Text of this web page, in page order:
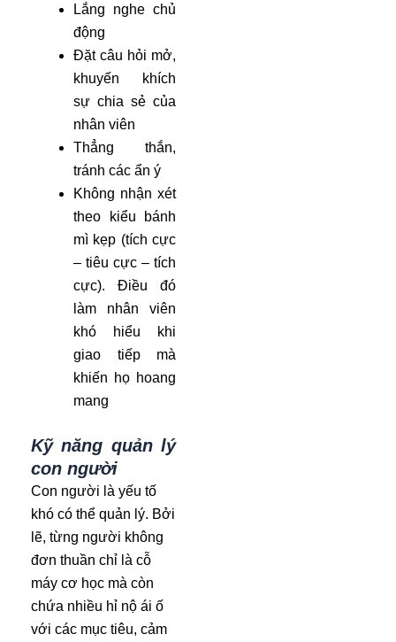
Lắng nghe chủ
động
Đặt câu hỏi mở,
khuyến khích
sự chia sẻ của
nhân viên
Thẳng thắn,
tránh các ẩn ý
Không nhận xét
theo kiểu bánh
mì kẹp (tích cực
– tiêu cực – tích
cực). Điều đó
làm nhân viên
khó hiểu khi
giao tiếp mà
khiến họ hoang
mang
Kỹ năng quản lý
con người
Con người là yếu tố
khó có thể quản lý. Bởi
lẽ, từng người không
đơn thuần chỉ là cỗ
máy cơ học mà còn
chứa nhiều hỉ nộ ái ố
với các mục tiêu, cảm